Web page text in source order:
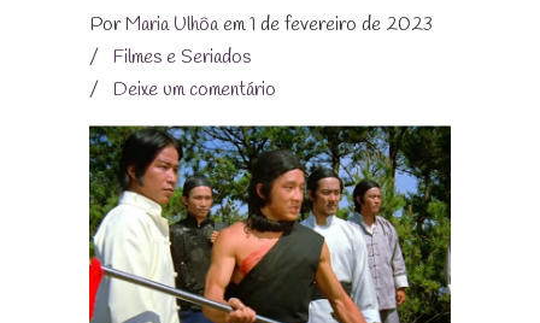
PorMaria Ulhôaem 1 de fevereiro de 2023
/ Filmes e Seriados
/ Deixe um comentário